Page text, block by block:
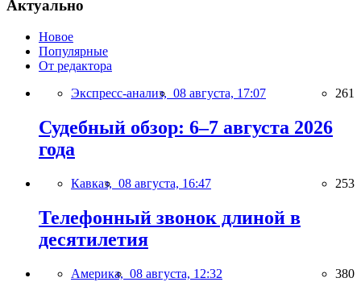
Актуально
Новое
Популярные
От редактора
Экспресс-анализ, 08 августа, 17:07 261
Судебный обзор: 6–7 августа 2026
года
Кавказ, 08 августа, 16:47 253
Телефонный звонок длиной в
десятилетия
Америка, 08 августа, 12:32 380